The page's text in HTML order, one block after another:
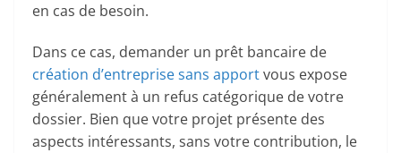
en cas de besoin.
Dans ce cas, demander un prêt bancaire de
création d’entreprise sans apportvous expose
généralement à un refus catégorique de votre
dossier. Bien que votre projet présente des
aspects intéressants, sans votre contribution, le